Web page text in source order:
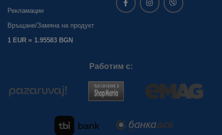
Рекламации
Връщане/Замяна на продукт
1 EUR = 1.95583 BGN
Работим с: